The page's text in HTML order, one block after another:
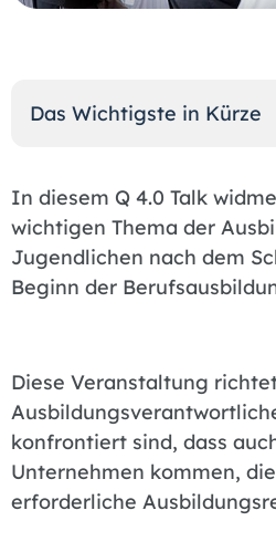
Das Wichtigste in Kürze
In diesem Q 4.0 Talk
wichtigen Thema der
Jugendlichen nach dem
Beginn der
Diese Veranstaltung
konfrontiert sind, dass
Unternehmen kommen,
erforderliche